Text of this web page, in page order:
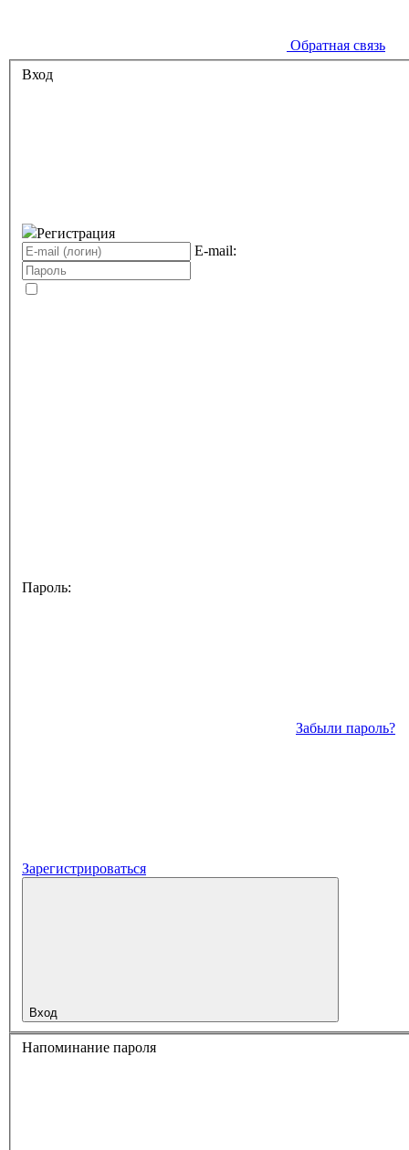
Обратная связь
Вход
Регистрация
E-mail:
Пароль:
Забыли пароль?
Зарегистрироваться
Вход
Напоминание пароля